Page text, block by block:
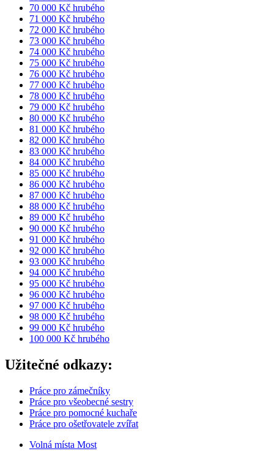
70 000 Kč hrubého
71 000 Kč hrubého
72 000 Kč hrubého
73 000 Kč hrubého
74 000 Kč hrubého
75 000 Kč hrubého
76 000 Kč hrubého
77 000 Kč hrubého
78 000 Kč hrubého
79 000 Kč hrubého
80 000 Kč hrubého
81 000 Kč hrubého
82 000 Kč hrubého
83 000 Kč hrubého
84 000 Kč hrubého
85 000 Kč hrubého
86 000 Kč hrubého
87 000 Kč hrubého
88 000 Kč hrubého
89 000 Kč hrubého
90 000 Kč hrubého
91 000 Kč hrubého
92 000 Kč hrubého
93 000 Kč hrubého
94 000 Kč hrubého
95 000 Kč hrubého
96 000 Kč hrubého
97 000 Kč hrubého
98 000 Kč hrubého
99 000 Kč hrubého
100 000 Kč hrubého
Užitečné odkazy:
Práce pro zámečníky
Práce pro všeobecné sestry
Práce pro pomocné kuchaře
Práce pro ošetřovatele zvířat
Volná místa Most